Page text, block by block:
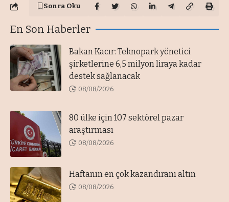
Sonra Oku
En Son Haberler
Bakan Kacır: Teknopark yönetici
şirketlerine 6,5 milyon liraya kadar
destek sağlanacak
08/08/2026
80 ülke için 107 sektörel pazar
araştırması
08/08/2026
Haftanın en çok kazandıranı altın
08/08/2026